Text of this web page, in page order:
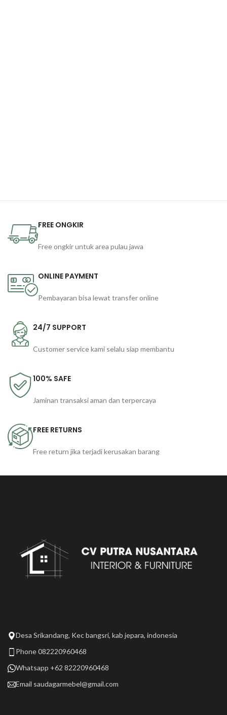
FREE ONGKIR
Free ongkir untuk area pulau jawa
ONLINE PAYMENT
Pembayaran bisa lewat transfer online
24/7 SUPPORT
Customer service kami selalu siap membantu
100% SAFE
Jaminan transaksi aman dan terpercaya
FREE RETURNS
Free return jika terjadi kerusakan barang
Desa Srikandang, Kec bangsri, kab jepara, indonesia
Phone 082220960468
Whatsapp +62 82220960468
Email saudagarmebel@gmail.com